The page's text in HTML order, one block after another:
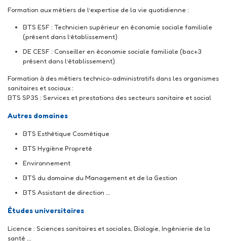
Formation aux métiers de l’expertise de la vie quotidienne :
BTS ESF : Technicien supérieur en économie sociale familiale
(présent dans l’établissement)
DE CESF : Conseiller en économie sociale familiale (bac+3
présent dans l’établissement)
Formation à des métiers technico-administratifs dans les organismes
sanitaires et sociaux :
BTS SP3S : Services et prestations des secteurs sanitaire et social
Autres domaines
BTS Esthétique Cosmétique
BTS Hygiène Propreté
Environnement
BTS du domaine du Management et de la Gestion
BTS Assistant de direction ...
Études universitaires
Licence : Sciences sanitaires et sociales, Biologie, Ingénierie de la
santé ...